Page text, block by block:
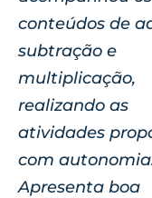
conteúdos de
subtração e
multiplicação,
realizando as
atividades
com
Apresenta boa